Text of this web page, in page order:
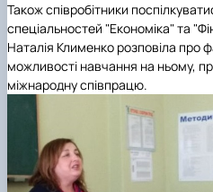
Також співробітники
спеціальностей "Економіка" та
Наталія Клименко розповіла про
можливості навчання на ньому,
міжнародну співпрацю.